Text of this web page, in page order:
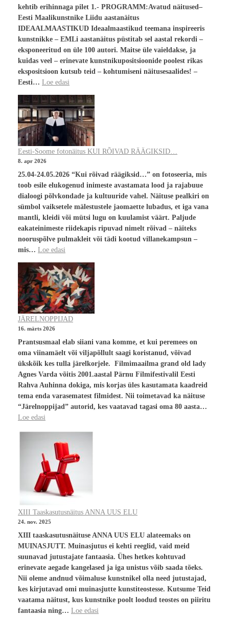
kehtib erihinnaga pilet 1.- PROGRAMM:Avatud näitused–
Eesti Maalikunstnike Liidu aastanäitus
IDEAALMAASTIKUD Ideaalmaastikud teemana inspireeris
kunstnikke – EMLi aastanäitus püstitab sel aastal rekordi –
eksponeeritud on üle 100 autori. Maitse üle vaieldakse, ja
kuidas veel – erinevate kunstnikupositsioonide poolest rikas
ekspositsioon kutsub teid – kohtumiseni näitusesaalides! –
Eesti… Loe edasi
Eesti-Soome fotonäitus KUI RÕIVAD RÄÄGIKSID…
8. apr 2026
25.04-24.05.2026 “Kui rõivad räägiksid…” on fotoseeria, mis
toob esile elukogenud inimeste avastamata lood ja rajabuue
dialoogi põlvkondade ja kultuuride vahel. Näituse pealkiri on
sümbol vaiksetele mälestustele jaomaette lubadus, et iga vana
mantli, kleidi või mütsi lugu on kuulamist väärt. Paljude
eakateinimeste riidekapis ripuvad nimelt rõivad – näiteks
nooruspõlve pulmakleit või tädi kootud villanekampsun –
mis… Loe edasi
JÄRELNOPPIJAD
16. märts 2026
Prantsusmaal elab siiani vana komme, et kui peremees on
oma viinamäelt või viljapõllult saagi koristanud, võivad
ükskõik kes tulla järelkorjele. Filmimaailma grand old lady
Agnes Varda võitis 2001.aastal Pärnu Filmifestivalil Eesti
Rahva Auhinna dokiga, mis korjas üles kasutamata kaadreid
tema enda varasematest filmidest. Nii toimetavad ka näituse
“Järelnoppijad” autorid, kes vaatavad tagasi oma 80 aasta…
Loe edasi
XIII Taaskasutusnäitus ANNA UUS ELU
24. nov. 2025
XIII taaskasutusnäituse ANNA UUS ELU alateemaks on
MUINASJUTT. Muinasjutus ei kehti reeglid, vaid meid
suunavad jutustajate fantaasia. Ühes hetkes kohtuvad
erinevate aegade kangelased ja iga unistus võib saada tõeks.
Nii oleme andnud võimaluse kunstnikel olla need jutustajad,
kes kirjutavad omi muinasjutte kunstiteostesse. Kutsume Teid
vaatama näitust, kus kunstnike poolt loodud teostes on piiritu
fantaasia ning… Loe edasi